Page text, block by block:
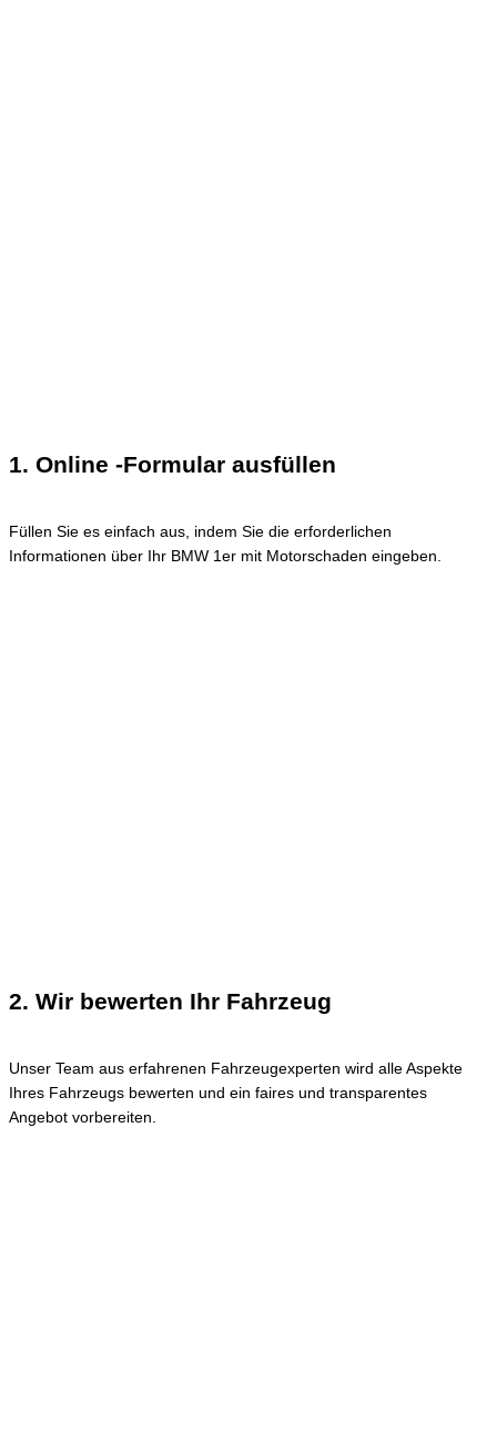
1. Online -Formular ausfüllen
Füllen Sie es einfach aus, indem Sie die erforderlichen
Informationen über Ihr BMW 1er mit Motorschaden eingeben.
2. Wir bewerten Ihr Fahrzeug
Unser Team aus erfahrenen Fahrzeugexperten wird alle Aspekte
Ihres Fahrzeugs bewerten und ein faires und transparentes
Angebot vorbereiten.